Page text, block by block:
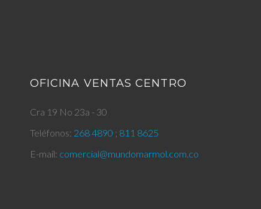
OFICINA VENTAS CENTRO
Cra 19 No 23a - 30
Teléfonos: 268 4890 ; 811 8625
E-mail: comercial@mundomarmol.com.co